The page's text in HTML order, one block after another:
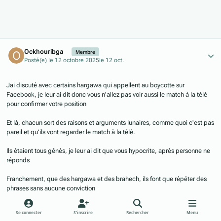
Ockhouribga Membre
Posté(e) le 12 octobre 2025 le 12 oct.
Jai discuté avec certains hargawa qui appellent au boycotte sur
Facebook, je leur ai dit donc vous n'allez pas voir aussi le match à la télé
pour confirmer votre position
Et là, chacun sort des raisons et arguments lunaires, comme quoi c'est pas
pareil et qu'ils vont regarder le match à la télé.
Ils étaient tous gênés, je leur ai dit que vous hypocrite, après personne ne
réponds
Franchement, que des hargawa et des brahech, ils font que répéter des
phrases sans aucune conviction
Est-ce que quelqu'un ici peut lancer une campagne sur les réseaux
sociaux pour que ceux quiappellent au boycotte s'ils regardent les
Se connecter S’inscrire Rechercher Menu